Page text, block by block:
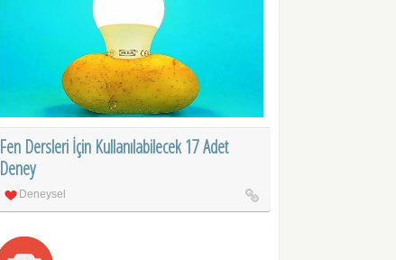
Fen Dersleri İçin Kullanılabilecek 17 Adet
Deney
Deneysel